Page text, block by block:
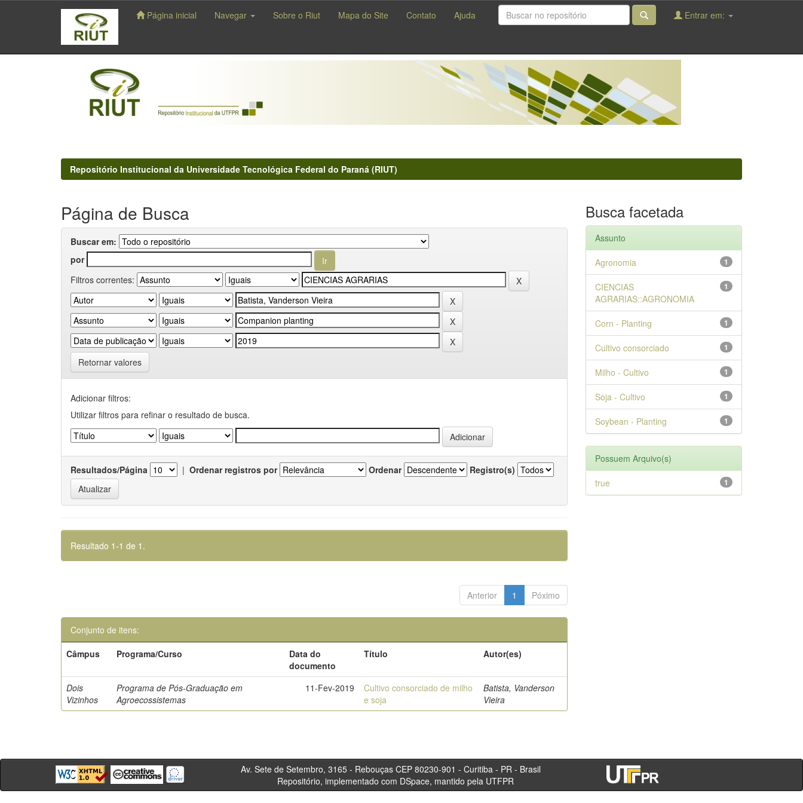
navigation
Página inicial Navegar Sobre o Riut Mapa do Site Contato Ajuda Entrar em:
Repositório Institucional da Universidade Tecnológica Federal do Paraná (RIUT)
Página de Busca
Buscar em:
por
Filtros correntes:
Retornar valores
Adicionar filtros:
Utilizar filtros para refinar o resultado de busca.
Resultados/Página | Ordenar registros por Ordenar Registro(s)
Resultado 1-1 de 1.
Anterior 1 Póximo
Conjunto de itens:
Câmpus
Programa/Curso
Data do
documento
Título Autor(es)
Dois
Vizinhos
Programa de Pós-Graduação em
Agroecossistemas
11-Fev-2019
Cultivo consorciado de milho
e soja
Batista, Vanderson
Vieira
Busca facetada
Assunto
1
Agronomia
1
CIENCIAS
AGRARIAS::AGRONOMIA
1
Corn - Planting
1
Cultivo consorciado
1
Milho - Cultivo
1
Soja - Cultivo
1
Soybean - Planting
Possuem Arquivo(s)
1
true
Av. Sete de Setembro, 3165 - Rebouças CEP 80230-901 - Curitiba - PR - Brasil
Repositório, implementado com DSpace, mantido pela UTFPR